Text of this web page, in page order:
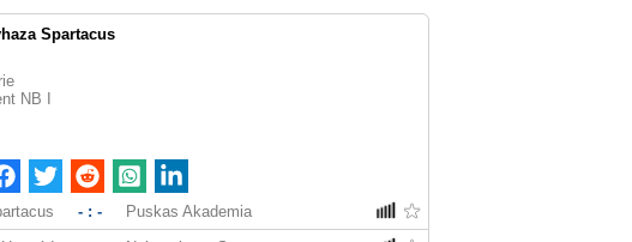
Spartacus
NB I
- : - Puskas Akademia